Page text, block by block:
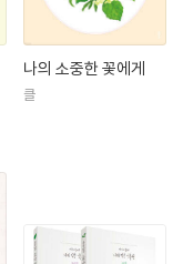
나의 소중한 꽃에게
클